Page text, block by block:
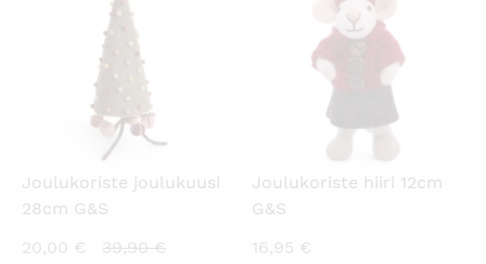
Joulukoriste joulukuusi
28cm G&S
20,00 €
Nykyinen
39,90€Alkuperäinen
Joulukoriste hiiri 12cm
G&S
16,95 €